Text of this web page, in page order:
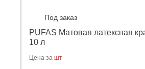
Под заказ
PUFAS Матовая латексная
10 л
Цена за шт